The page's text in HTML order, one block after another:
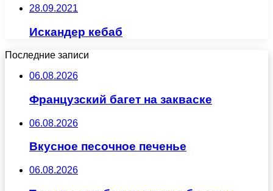
28.09.2021
Искандер кебаб
Последние записи
06.08.2026
Французский багет на закваске
06.08.2026
Вкусное песочное печенье
06.08.2026